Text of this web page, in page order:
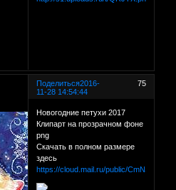
Поделиться 75
2016-
11-28 14:54:44
Новогодние петухи 2017
Клипарт на прозрачном фоне
png
Скачать в полном размере
здесь
https://cloud.mail.ru/public/CmNS/